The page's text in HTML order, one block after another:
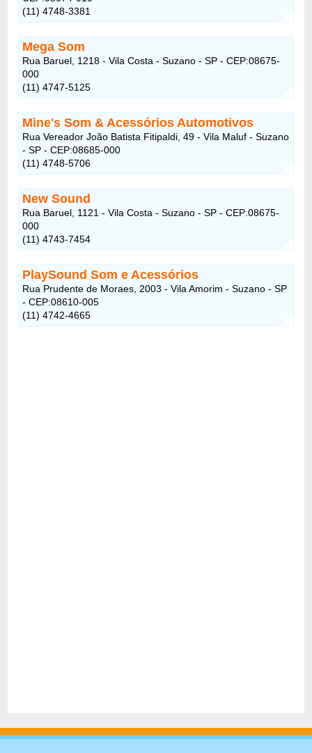
(11) 4748-3381
Mega Som
Rua Baruel, 1218 - Vila Costa - Suzano - SP - CEP:08675-
000
(11) 4747-5125
Mine's Som & Acessórios Automotivos
Rua Vereador João Batista Fitipaldi, 49 - Vila Maluf - Suzano
- SP - CEP:08685-000
(11) 4748-5706
New Sound
Rua Baruel, 1121 - Vila Costa - Suzano - SP - CEP:08675-
000
(11) 4743-7454
PlaySound Som e Acessórios
Rua Prudente de Moraes, 2003 - Vila Amorim - Suzano - SP
- CEP:08610-005
(11) 4742-4665